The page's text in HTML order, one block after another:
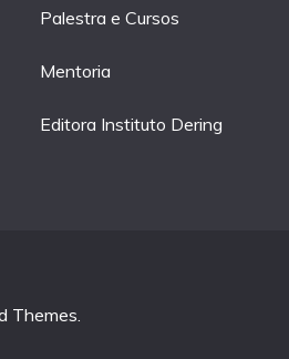
Palestra e Cursos
Mentoria
Editora Instituto Dering
Themes.